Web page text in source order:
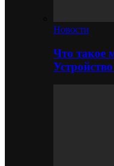
Новости
Что такое